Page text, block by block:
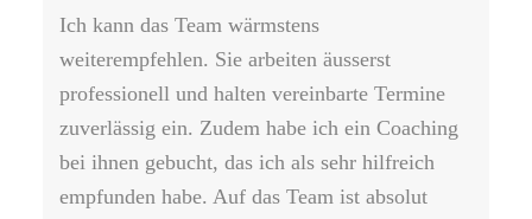
Ich kann das Team wärmstens
weiterempfehlen. Sie arbeiten äusserst
professionell und halten vereinbarte Termine
zuverlässig ein. Zudem habe ich ein Coaching
bei ihnen gebucht, das ich als sehr hilfreich
empfunden habe. Auf das Team ist absolut